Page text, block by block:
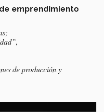
emprendimiento
de producción y